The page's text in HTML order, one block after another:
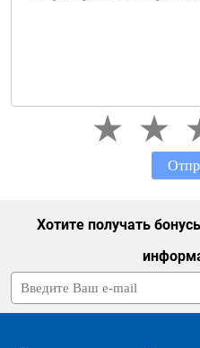
Хотите получать